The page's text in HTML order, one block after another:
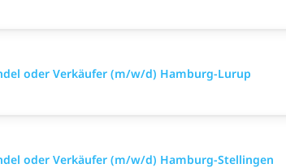
oder Verkäufer (m/w/d) Hamburg-Lurup
oder Verkäufer (m/w/d) Hamburg-Stellingen